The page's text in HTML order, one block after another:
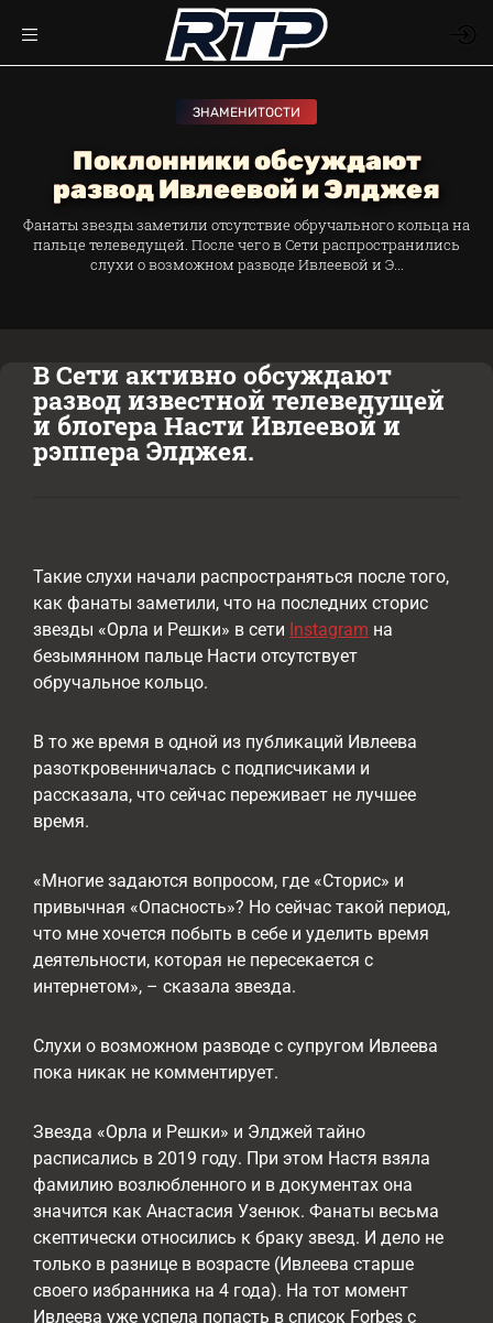
ЗНАМЕНИТОСТИ
Поклонники обсуждают
развод Ивлеевой и Элджея
Фанаты звезды заметили отсутствие обручального кольца на
пальце телеведущей. После чего в Сети распространились
слухи о возможном разводе Ивлеевой и Э...
В Сети активно обсуждают
развод известной телеведущей
и блогера Насти Ивлеевой и
рэппера Элджея.
Такие слухи начали распространяться после того,
как фанаты заметили, что на последних сторис
звезды «Орла и Решки» в сети Instagram на
безымянном пальце Насти отсутствует
обручальное кольцо.
В то же время в одной из публикаций Ивлеева
разоткровенничалась с подписчиками и
рассказала, что сейчас переживает не лучшее
время.
«Многие задаются вопросом, где «Сторис» и
привычная «Опасность»? Но сейчас такой период,
что мне хочется побыть в себе и уделить время
деятельности, которая не пересекается с
интернетом», – сказала звезда.
Слухи о возможном разводе с супругом Ивлеева
пока никак не комментирует.
Звезда «Орла и Решки» и Элджей тайно
расписались в 2019 году. При этом Настя взяла
фамилию возлюбленного и в документах она
значится как Анастасия Узенюк. Фанаты весьма
скептически относились к браку звезд. И дело не
только в разнице в возрасте (Ивлеева старше
своего избранника на 4 года). На тот момент
Ивлеева уже успела попасть в список Forbes с